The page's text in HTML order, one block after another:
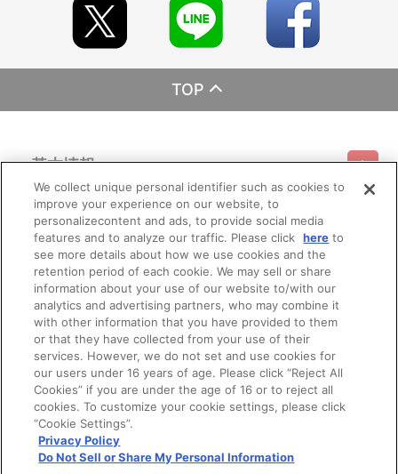
TOP
基本情報
利用規約 特定商取引法に基づく表示 プライバシーポリシー
プライバシーオプション 会社概要
ご利用情報
ご利用ガイド サイトマップ お問い合わせ
Do Not Sell or Share My Personal Information
会員メニュー
ログイン 会員規約 新規会員登録
その他のご案内
公式X バンダイナムコフィルムワークス
We collect unique personal identifier such as cookies to
improve your experience on our website, to
personalizecontent and ads, to provide social media
features and to analyze our traffic. Please click here to
see more details about how we use cookies and the
retention period of each cookie. We may sell or share
information about your use of our website to/with our
analytics and advertising partners, who may combine it
with other information that you have provided to them
or that they have collected from your use of their
services. However, we do not set and use cookies for
our users under 16 years of age. Please click “Reject All
Cookies” if you are under the age of 16 or to reject all
cookies. To customize your cookie settings, please click
“Cookie Settings”.
Privacy Policy
Do Not Sell or Share My Personal Information